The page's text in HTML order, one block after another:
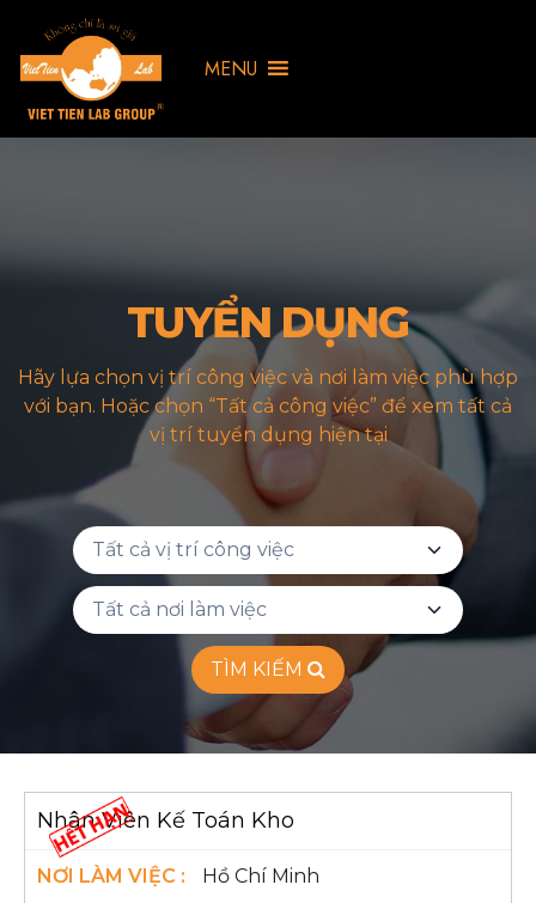
MENU
TUYỂN DỤNG
Hãy lựa chọn vị trí công việc và nơi làm việc phù hợp
với bạn. Hoặc chọn “Tất cả công việc” để xem tất cả
vị trí tuyển dụng hiện tại
TÌM KIẾM
Nhân Viên Kế Toán Kho
Hồ Chí Minh